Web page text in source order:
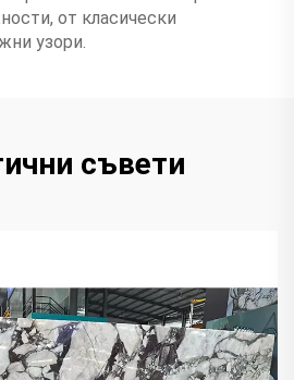
от класически
узори.
съвети